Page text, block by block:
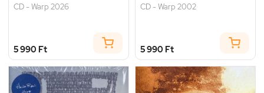
CD - Warp 2026
5 990 Ft
CD - Warp 2002
5 990 Ft